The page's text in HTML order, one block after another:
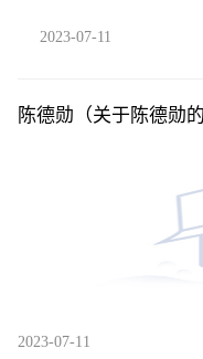
2023-07-11
陈德勋（关于陈德勋
2023-07-11